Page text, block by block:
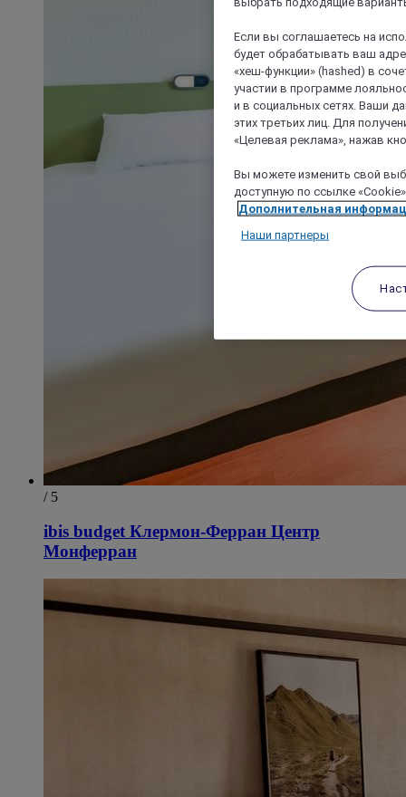
/ 5
ibis budget Клермон-Ферран Центр
Монферран
Если вы соглашаетесь на
будет обрабатывать ваш
«хеш-функции» (hashed) в
участии в программе
и в социальных сетях. Ваши
этих третьих лиц. Для
«Целевая реклама», нажав
Вы можете изменить свой
доступную по ссылке
Дополнительная
Наши партнеры